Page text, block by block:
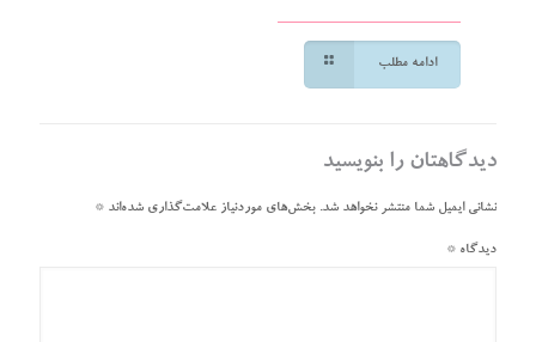
ادامه مطلب
دیدگاهتان را بنویسید
نشانی ایمیل شما منتشر نخواهد شد. بخش‌های موردنیاز علامت‌گذاری شده‌اند *
دیدگاه *